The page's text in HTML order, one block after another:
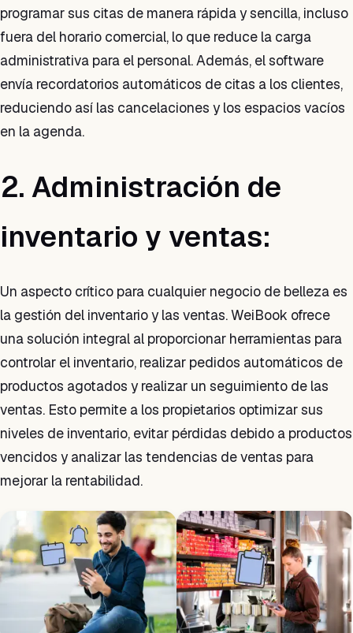
programar sus citas de manera rápida y sencilla, incluso
fuera del horario comercial, lo que reduce la carga
administrativa para el personal. Además, el software
envía recordatorios automáticos de citas a los clientes,
reduciendo así las cancelaciones y los espacios vacíos
en la agenda.
2. Administración de
inventario y ventas:
Un aspecto crítico para cualquier negocio de belleza es
la gestión del inventario y las ventas. WeiBook ofrece
una solución integral al proporcionar herramientas para
controlar el inventario, realizar pedidos automáticos de
productos agotados y realizar un seguimiento de las
ventas. Esto permite a los propietarios optimizar sus
niveles de inventario, evitar pérdidas debido a productos
vencidos y analizar las tendencias de ventas para
mejorar la rentabilidad.